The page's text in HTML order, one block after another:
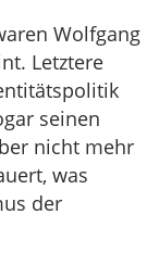
Wolfgang
Letztere
seinen
nicht mehr
was
der